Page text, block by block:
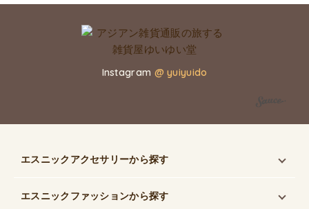
Instagram @ yuiyuido
エスニックアクセサリーから探す
エスニックファッションから探す